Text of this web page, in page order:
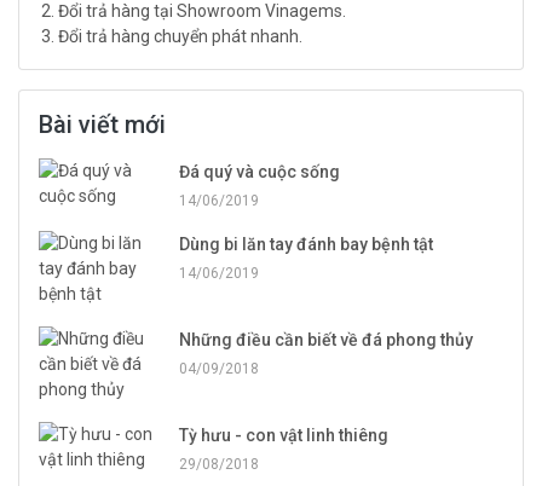
Đổi trả hàng tại Showroom Vinagems.
Đổi trả hàng chuyển phát nhanh.
Bài viết mới
Đá quý và cuộc sống
14/06/2019
Dùng bi lăn tay đánh bay bệnh tật
14/06/2019
Những điều cần biết về đá phong thủy
04/09/2018
Tỳ hưu - con vật linh thiêng
29/08/2018